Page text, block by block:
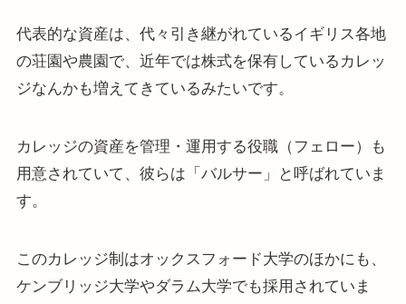
代表的な資産は、代々引き継がれているイギリス各地
の荘園や農園で、近年では株式を保有しているカレッ
ジなんかも増えてきているみたいです。
カレッジの資産を管理・運用する役職（フェロー）も
用意されていて、彼らは「バルサー」と呼ばれていま
す。
このカレッジ制はオックスフォード大学のほかにも、
ケンブリッジ大学やダラム大学でも採用されていま